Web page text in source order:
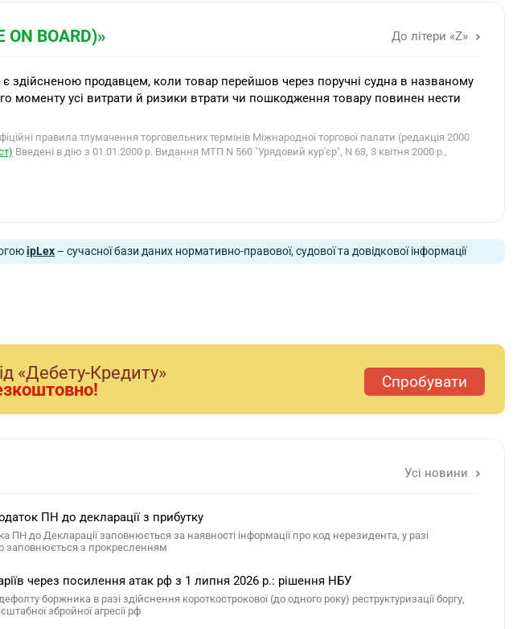
ON BOARD)» До літери «Z»
здійсненою продавцем, коли товар перейшов через поручні судна в названому
моменту усі витрати й ризики втрати чи пошкодження товару повинен нести
правила тлумачення торговельних термінів Міжнародної торгової палати (редакція 2000
Введені в дію з 01.01.2000 р. Видання МТП N 560 "Урядовий кур'єр", N 63, 3 квітня 2000 р.,
ipLex – сучасної бази даних нормативно-правової, судової та довідкової інформації
«Дебету-Кредиту»
Спробувати
Усі новини
ПН до декларації з прибутку
ПН до Декларації заповнюється за наявності інформації про код нерезидента, у разі
заповнюється з прокресленням
через посилення атак рф з 1 липня 2026 р.: рішення НБУ
боржника в разі здійснення короткострокової (до одного року) реструктуризації боргу,
збройної агресії рф